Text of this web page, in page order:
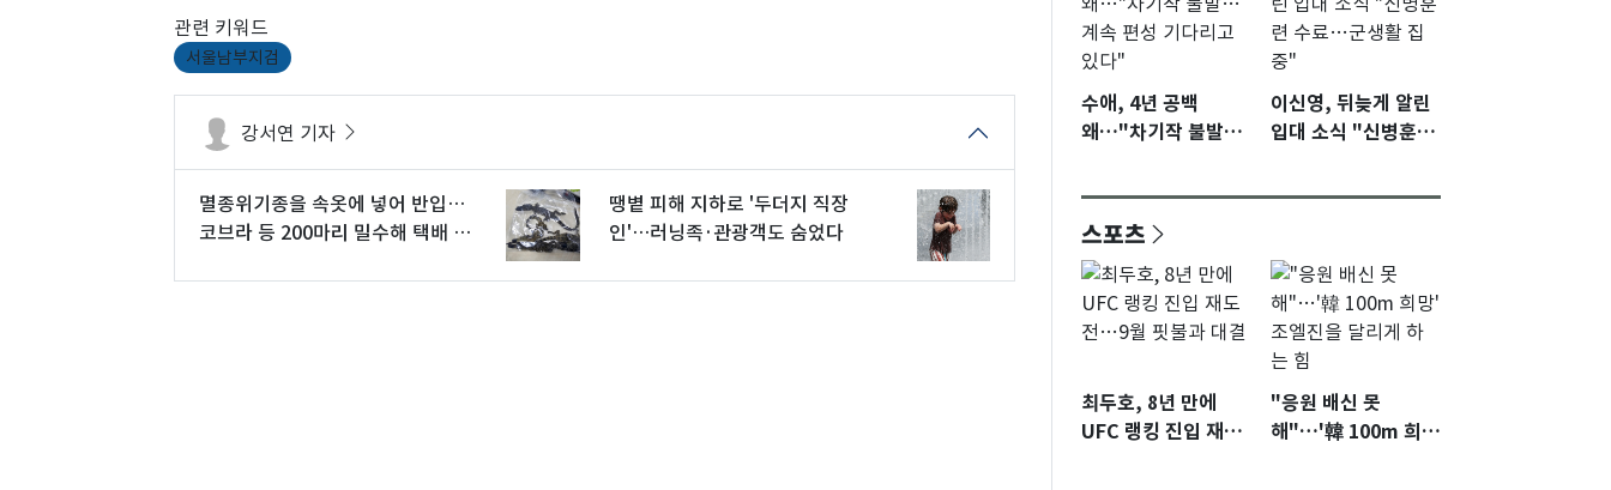
관련 키워드
서울남부지검
강서연 기자
멸종위기종을 속옷에 넣어 반입…
코브라 등 200마리 밀수해 택배 판
땡볕 피해 지하로 '두더지 직장
인'…러닝족·관광객도 숨었다
수애, 4년 공백
왜…"차기작 불발…
있다"
이신영, 뒤늦게 알린
입대 소식 "신병훈련
스포츠
최두호, 8년 만에
UFC 랭킹 진입 재도
"응원 배신 못
해"…'韓 100m 희